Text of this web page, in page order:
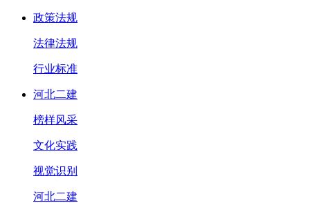
政策法规
法律法规
行业标准
河北二建
榜样风采
文化实践
视觉识别
河北二建